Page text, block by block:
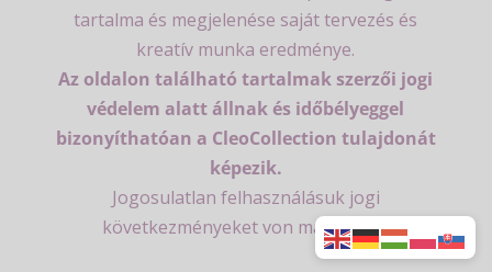
tartalma és megjelenése saját tervezés és
kreatív munka eredménye.
Az oldalon található tartalmak szerzői jogi
védelem alatt állnak és időbélyeggel
bizonyíthatóan a CleoCollection tulajdonát
képezik.
Jogosulatlan felhasználásuk jogi
következményeket von maga után.